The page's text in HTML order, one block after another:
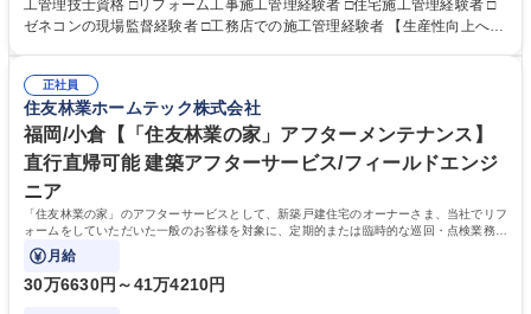
成・工事発注手配・工程確認)(3)着工(4)工事管理(工程・安全・品質・原
模工事が中心)■一般物件：戸建てやマンション、店舗等(間取り変更を含む
大規模な案件が中心)≪変更の範囲：会社の定める業務≫ 募集職種 金沢
【リフォーム施工管理】住友林業G/夜間工事なし/時差勤務・直行直帰可
工管理技士資格 □リフォーム工事施工管理経験者 □住宅施工管理経験者 □
ゼネコンの現場監督経験者 □工務店での施工管理経験者 【生産性向上への
います。（トーク機能で連絡や変更・修正内容の伝達、図面共有、入退場
管理、写真管理、作業報告書作成、作業完了報告など）また、現場カメラ
設置。事務所にいながら現場の状況を確認することも可能です。 学歴・資
格 学歴：大学院 大学 高専 短大 専修学校 高校 語学力： 資格：
正社員
住友林業ホームテック株式会社
福岡/小倉【「住友林業の家」アフターメンテナンス】
直行直帰可能 建築アフターサービス/フィールドエンジ
ニア
「住友林業の家」のアフターサービスとして、新築戸建住宅のオーナーさま、当社でリフ
ォームをしていただいた一般のお客様を対象に、定期的または臨時的な巡回・点検業務を
担当していただきます。
月給
30万6630円～41万4210円